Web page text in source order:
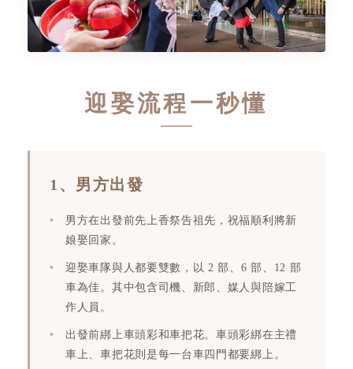
迎娶流程一秒懂
1、男方出發
男方在出發前先上香祭告祖先，祝福順利將新
娘娶回家。
迎娶車隊與人都要雙數，以 2 部、6 部、12 部
車為佳。其中包含司機、新郎、媒人與陪嫁工
作人員。
出發前綁上車頭彩和車把花。車頭彩綁在主禮
車上、車把花則是每一台車四門都要綁上。